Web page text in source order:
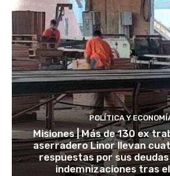
POLÍTICA Y
Misiones | Más de 130 ex
aserradero Linor llevan
respuestas por sus
indemnizaciones tras